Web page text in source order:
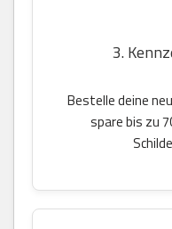
3.
Bestelle deine
spare bis zu